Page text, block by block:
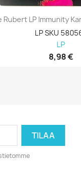
Rubert LP Immunity
LP SKU
LP
8,98 €